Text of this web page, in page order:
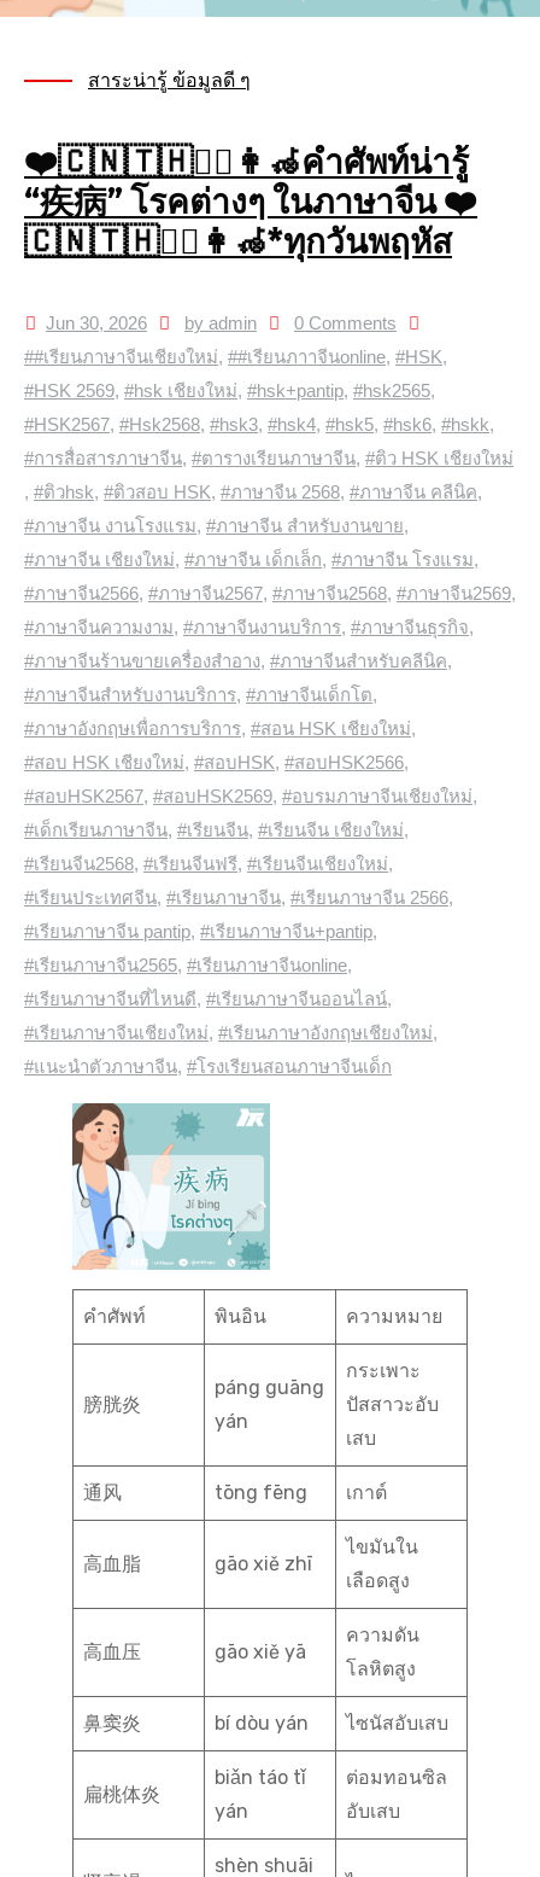
สาระน่ารู้ ข้อมูลดี ๆ
❤️🇨🇳🇹🇭🧑‍⚕️👩‍🦽คำศัพท์น่ารู้
“疾病” โรคต่างๆ ในภาษาจีน ❤️
🇨🇳🇹🇭🧑‍⚕️👩‍🦽*ทุกวันพฤหัส
Jun 30, 2026 by admin
0 Comments
##เรียนภาษาจีนเชียงใหม่, ##เรียนภาาจีนonline, #HSK,
#HSK 2569, #hsk เชียงใหม่, #hsk+pantip, #hsk2565,
#HSK2567, #Hsk2568, #hsk3, #hsk4, #hsk5, #hsk6, #hskk,
#การสื่อสารภาษาจีน, #ตารางเรียนภาษาจีน, #ติว HSK เชียงใหม่
, #ติวhsk, #ติวสอบ HSK, #ภาษาจีน 2568, #ภาษาจีน คลีนิค,
#ภาษาจีน งานโรงแรม, #ภาษาจีน สำหรับงานขาย,
#ภาษาจีน เชียงใหม่, #ภาษาจีน เด็กเล็ก, #ภาษาจีน โรงแรม,
#ภาษาจีน2566, #ภาษาจีน2567, #ภาษาจีน2568, #ภาษาจีน2569,
#ภาษาจีนความงาม, #ภาษาจีนงานบริการ, #ภาษาจีนธุรกิจ,
#ภาษาจีนร้านขายเครื่องสำอาง, #ภาษาจีนสำหรับคลีนิค,
#ภาษาจีนสำหรับงานบริการ, #ภาษาจีนเด็กโต,
#ภาษาอังกฤษเพื่อการบริการ, #สอน HSK เชียงใหม่,
#สอบ HSK เชียงใหม่, #สอบHSK, #สอบHSK2566,
#สอบHSK2567, #สอบHSK2569, #อบรมภาษาจีนเชียงใหม่,
#เด็กเรียนภาษาจีน, #เรียนจีน, #เรียนจีน เชียงใหม่,
#เรียนจีน2568, #เรียนจีนฟรี, #เรียนจีนเชียงใหม่,
#เรียนประเทศจีน, #เรียนภาษาจีน, #เรียนภาษาจีน 2566,
#เรียนภาษาจีน pantip, #เรียนภาษาจีน+pantip,
#เรียนภาษาจีน2565, #เรียนภาษาจีนonline,
#เรียนภาษาจีนที่ไหนดี, #เรียนภาษาจีนออนไลน์,
#เรียนภาษาจีนเชียงใหม่, #เรียนภาษาอังกฤษเชียงใหม่,
#แนะนำตัวภาษาจีน, #โรงเรียนสอนภาษาจีนเด็ก
คำศัพท์ พินอิน ความหมาย
膀胱炎
páng guāng
yán
กระเพาะ
ปัสสาวะอับ
เสบ
通风 tōng fēng เกาต์
高血脂 gāo xiě zhī
ไขมันใน
เลือดสูง
高血压 gāo xiě yā
ความดัน
โลหิตสูง
鼻窦炎 bí dòu yán ไซนัสอับเสบ
扁桃体炎
biǎn táo tǐ
yán
ต่อมทอนซิล
อับเสบ
shèn shuāi